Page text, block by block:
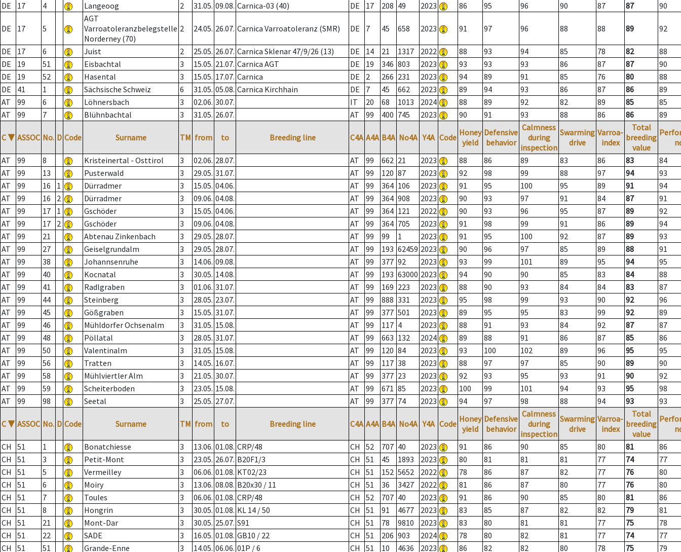
DE
17 4 Langeoog 2 31.05. 09.08. Carnica-03 (40) DE 17 208 49 2023 86 95 96 90 87 87 90
DE 17 5
AGT
Varroatoleranzbelegstelle
Norderney (70)
2 24.05. 26.07. Carnica Varroatoleranz (SMR) DE 7 45 658 2023 91 97 96 88 88 89 92
DE 17 6 Juist 2 25.05. 26.07. Carnica Sklenar 47/9/26 (13) DE 14 21 1317 2022 88 93 94 85 78 82
88
DE
19 51 Eisbachtal 3 15.05. 21.07. Carnica AGT DE 19 346 803 2023 93 93 93 86 87 87
90
DE
19 52 Hasental 3 15.05. 17.07. Carnica DE 2 266 231 2023 94 89 91 85 76 80
88
DE
41 1 Sächsische Schweiz 6 31.05. 05.08. Carnica Kirchhain DE 7 45 662 2023 89 94 93 86 87 86
89
AT
99 6 Löhnersbach 3 02.06. 30.07. IT 20 68 1013 2024 88 89 92 82 89 85
85
AT
99 7 Blühnbachtal 3 31.05. 26.07. AT 99 400 745 2023 90 91 93 88 86 86 89
C ▼ ASSOC No. D Code Surname TM from to Breeding line C4A A4A B4A No4A Y4A Code Honey
yield
Defensive
behavior
Calmness
during
inspection
Swarming
drive
Varroa-
index
Total
breeding
value
AT
99 8 Kristeinertal - Osttirol 3 02.06. 28.07. AT 99 662 21 2023 88 86 89 83 86 83
84
AT
99 13 Pusterwald 3 29.05. 31.07. AT 99 120 87 2023 92 98 99 88 97 94
93
AT
99 16 1 Dürradmer 3 15.05. 04.06. AT 99 364 106 2023 91 95 100 95 89 91
94
AT
99 16 2 Dürradmer 3 09.06. 04.08. AT 99 364 908 2023 90 93 97 91 84 87
91
AT
99 17 1 Gschöder 3 15.05. 04.06. AT 99 364 121 2022 90 93 96 95 87 89
92
AT
99 17 2 Gschöder 3 09.06. 04.08. AT 99 364 705 2023 91 98 99 91 86 89
94
AT
99 21 Abtenau Zinkenbach 3 29.05. 28.07. AT 99 99 1 2023 91 95 100 92 87 89
93
AT
99 27 Geiselgrundalm 3 29.05. 28.07. AT 99 193 62459 2023 90 96 97 85 89 88
91
AT
99 38 Johannsenruhe 3 14.06. 09.08. AT 99 377 92 2023 93 99 101 89 95 94
95
AT
99 40 Kocnatal 3 30.05. 14.08. AT 99 193 63000 2023 94 90 90 85 83 84
88
AT
99 41 Radlgraben 3 01.06. 31.07. AT 99 169 223 2023 88 90 93 84 84 83
87
AT
99 44 Steinberg 3 28.05. 23.07. AT 99 888 331 2023 95 98 99 93 90 92
96
AT
99 45 Gößgraben 3 15.05. 31.07. AT 99 377 501 2023 89 95 95 83 99 92
89
AT
99 46 Mühldorfer Ochsenalm 3 31.05. 15.08. AT 99 117 4 2023 88 91 93 84 92 87
87
AT
99 48 Pöllatal 3 28.05. 31.07. AT 99 663 132 2024 89 88 91 86 87 85
86
AT
99 50 Valentinalm 3 31.05. 15.08. AT 99 120 84 2023 93 100 102 89 96 95
95
AT
99 56 Tratten 3 14.05. 16.07. AT 99 117 38 2023 88 97 97 85 90 89
90
AT
99 58 Mühlviertler Alm 3 21.05. 30.07. AT 99 377 23 2023 92 93 95 93 91 90
92
AT
99 59 Scheiterboden 3 23.05. 15.08. AT 99 671 85 2023 100 99 101 94 93 95
98
AT
99 98 Seetal 3 25.05. 27.07. AT 99 377 74 2023 94 97 98 88 94 93 93
C ▼ ASSOC No. D Code Surname TM from to Breeding line C4A A4A B4A No4A Y4A Code Honey
yield
Defensive
behavior
Calmness
during
inspection
Swarming
drive
Varroa-
index
Total
breeding
value
CH
51 1 Bonatchiesse 3 13.06. 01.08. CRP/48 CH 52 707 40 2023 91 86 90 85 80 81
86
CH
51 3 Petit-Mont 3 23.05. 26.07. B20F1/3 CH 51 45 1893 2023 80 81 81 81 77 74
77
CH
51 5 Vermeilley 3 06.06. 01.08. KT02/23 CH 51 152 5652 2022 78 86 87 82 77 76
80
CH
51 6 Moiry 3 13.06. 08.08. B20x30 / 11 CH 51 36 3427 2022 81 86 87 80 77 76
80
CH
51 7 Toules 3 06.06. 01.08. CRP/48 CH 52 707 40 2023 91 86 90 85 80 81
86
CH
51 8 Hongrin 3 30.05. 01.08. KL 14 / 50 CH 51 91 4677 2023 83 85 87 82 82 79
81
CH
51 21 Mont-Dar 3 30.05. 25.07. S91 CH 51 78 9810 2023 83 80 81 81 77 75
78
CH
51 22 SADE 3 16.05. 01.08. GB10 / 22 CH 51 206 903 2024 78 80 82 81 77 74
77
CH
51 51 Grande-Enne 3 14.05. 06.06. 01P / 6 CH 51 10 4636 2023 86 82 82 80 78 75 79